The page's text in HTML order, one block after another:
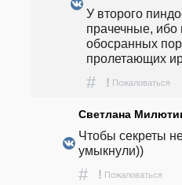
У второго
прачечные, ибо
обосранных
пролетающих
# ! Пожаловаться
Светлана
Чтобы секреты
умыкнули))
# ! Пожаловаться